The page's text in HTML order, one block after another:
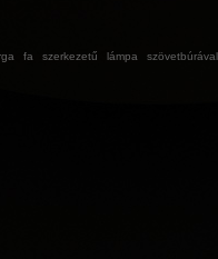
fa szerkezetű lámpa